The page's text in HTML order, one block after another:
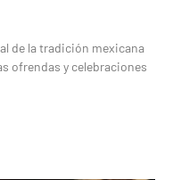
de la tradición mexicana
ofrendas y celebraciones